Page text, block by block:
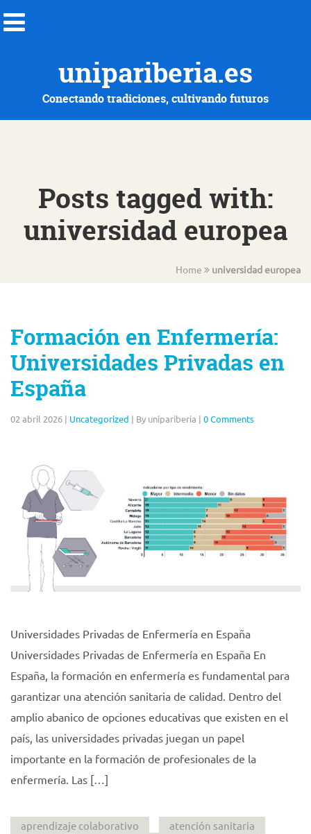
unipariberia.es
Conectando tradiciones, cultivando futuros
Posts tagged with:
universidad europea
Home universidad europea
Formación en Enfermería:
Universidades Privadas en
España
02 abril 2026 | Uncategorized | By unipariberia | 0 Comments
Universidades Privadas de Enfermería en España
Universidades Privadas de Enfermería en España En
España, la formación en enfermería es fundamental para
garantizar una atención sanitaria de calidad. Dentro del
amplio abanico de opciones educativas que existen en el
país, las universidades privadas juegan un papel
importante en la formación de profesionales de la
enfermería. Las […]
aprendizaje colaborativo
atención sanitaria